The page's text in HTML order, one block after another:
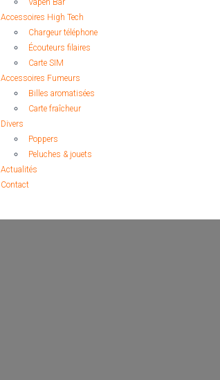
Vapen Bar
Accessoires High Tech
Chargeur téléphone
Écouteurs filaires
Carte SIM
Accessoires Fumeurs
Billes aromatisées
Carte fraîcheur
Divers
Poppers
Peluches & jouets
Actualités
Contact